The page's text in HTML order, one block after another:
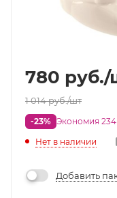
780 руб./
1 014руб./шт
-23% Экономия 234
Нет в наличии
Добавить